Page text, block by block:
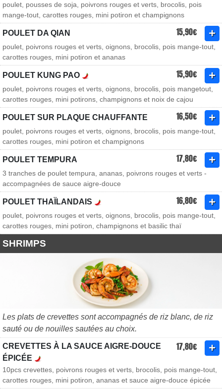
poulet, pousses de soja, poivrons rouges et verts, brocolis, pois
mange-tout, carottes rouges, mini potiron et champignons
POULET DA QIAN 15,90€
poulet, poivrons rouges et verts, oignons, brocolis, pois mange-tout,
carottes rouges, mini potiron et ananas
POULET KUNG PAO 15,90€
poulet, poivrons rouges et verts, oignons, brocolis, pois mangetout,
carottes rouges, mini potirons, champignons et noix de cajou
POULET SUR PLAQUE CHAUFFANTE 16,50€
poulet, poivrons rouges et verts, oignons, brocolis, pois mange-tout,
carottes rouges, mini potiron et champignons
POULET TEMPURA 17,80€
3 tranches de poulet tempura, ananas, poivrons rouges et verts -
accompagnées de sauce aigre-douce
POULET THAÏLANDAIS 16,80€
poulet, poivrons rouges et verts, oignons, brocolis, pois mange-tout,
carottes rouges, mini potiron, champignons et basilic thaï
SHRIMPS
Les plats de crevettes sont accompagnés de riz blanc, de riz
sauté ou de nouilles sautées au choix.
CREVETTES À LA SAUCE AIGRE-DOUCE
ÉPICÉE
17,80€
10pcs crevettes, poivrons rouges et verts, brocolis, pois mange-tout,
carottes rouges, mini potiron, ananas et sauce aigre-douce épicée